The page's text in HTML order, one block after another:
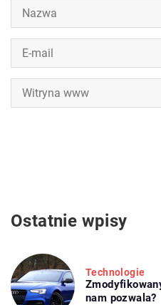
Ostatnie wpisy
Technologie
nam pozwala?